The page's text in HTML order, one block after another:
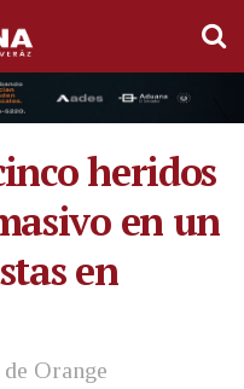
heridos
en un
en
Orange